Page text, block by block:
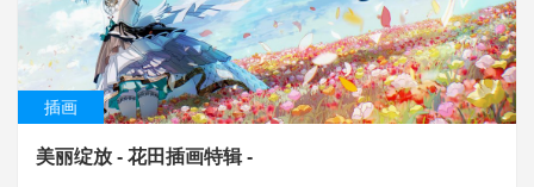
插画
美丽绽放 - 花田插画特辑 -